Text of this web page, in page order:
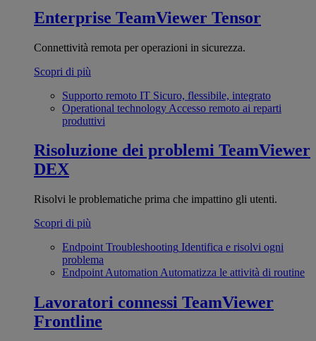
Enterprise TeamViewer Tensor
Connettività remota per operazioni in sicurezza.
Scopri di più
Supporto remoto IT Sicuro, flessibile, integrato
Operational technology Accesso remoto ai reparti
produttivi
Risoluzione dei problemi TeamViewer
DEX
Risolvi le problematiche prima che impattino gli utenti.
Scopri di più
Endpoint Troubleshooting Identifica e risolvi ogni
problema
Endpoint Automation Automatizza le attività di routine
Lavoratori connessi TeamViewer
Frontline